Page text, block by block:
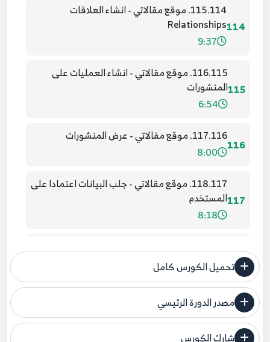
114
115.114. موقع مقالاتي - انشاء العلاقات
Relationships
9:37
115
116.115. موقع مقالاتي - انشاء العمليات على
المنشورات
6:54
116
117.116. موقع مقالاتي - عرض المنشورات
8:00
117
118.117. موقع مقالاتي - جلب البيانات اعتمادا على
المستخدم
8:18
118
Create View
9:51
119
120.119. موقع مقالاتي - اكمال عملية اضافة
مشاركة
تحميل الكورس كامل
مصدر الدورة الرئيسي
فنحن لا ندعي ملكية أي دورة ولهذا نضع المصدر الأصلي لكم
شارك الكورس